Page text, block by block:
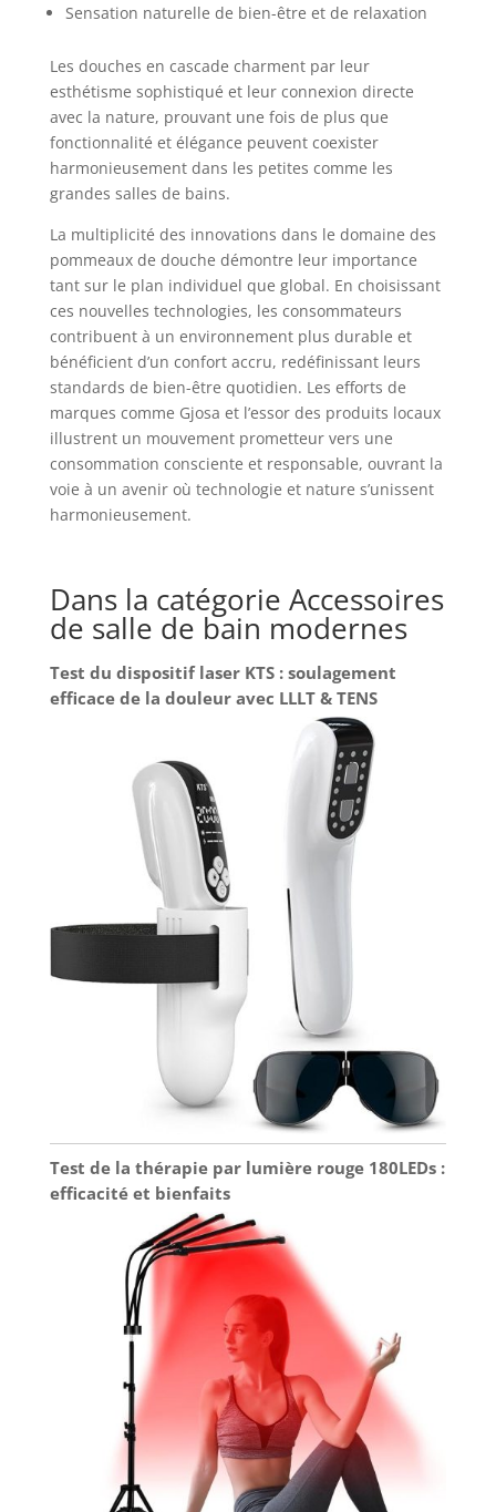
Sensation naturelle de bien-être et de relaxation
Les douches en cascade charment par leur
esthétisme sophistiqué et leur connexion directe
avec la nature, prouvant une fois de plus que
fonctionnalité et élégance peuvent coexister
harmonieusement dans les petites comme les
grandes salles de bains.
La multiplicité des innovations dans le domaine des
pommeaux de douche démontre leur importance
tant sur le plan individuel que global. En choisissant
ces nouvelles technologies, les consommateurs
contribuent à un environnement plus durable et
bénéficient d’un confort accru, redéfinissant leurs
standards de bien-être quotidien. Les efforts de
marques comme Gjosa et l’essor des produits locaux
illustrent un mouvement prometteur vers une
consommation consciente et responsable, ouvrant la
voie à un avenir où technologie et nature s’unissent
harmonieusement.
Dans la catégorie Accessoires
de salle de bain modernes
Test du dispositif laser KTS : soulagement
efficace de la douleur avec LLLT & TENS
Test de la thérapie par lumière rouge 180LEDs :
efficacité et bienfaits